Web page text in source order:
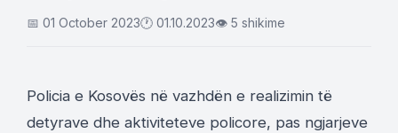
📅 01 October 2023🕐 01.10.2023👁 5 shikime
Policia e Kosovës në vazhdën e realizimin të
detyrave dhe aktiviteteve policore, pas ngjarjeve